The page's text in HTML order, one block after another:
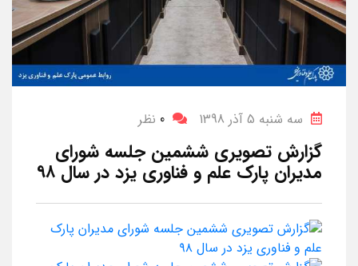
سه شنبه 5 آذر 1398 0 نظر
گزارش تصویری ششمین جلسه شورای
مدیران پارک علم و فناوری یزد در سال ۹۸